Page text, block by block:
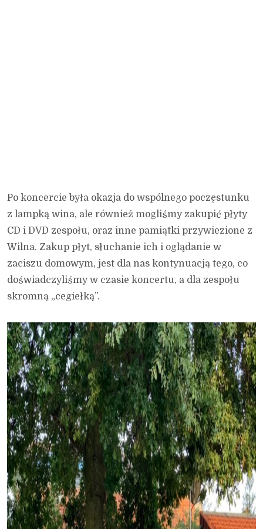
Po koncercie była okazja do wspólnego poczęstunku
z lampką wina, ale również mogliśmy zakupić płyty
CD i DVD zespołu, oraz inne pamiątki przywiezione z
Wilna. Zakup płyt, słuchanie ich i oglądanie w
zaciszu domowym, jest dla nas kontynuacją tego, co
doświadczyliśmy w czasie koncertu, a dla zespołu
skromną „cegiełką”.